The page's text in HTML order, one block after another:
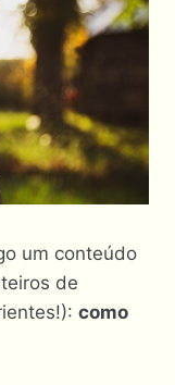
um conteúdo
de
como